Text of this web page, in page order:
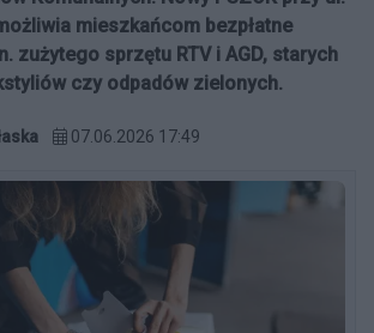
mieszkańcom bezpłatne
zużytego sprzętu RTV i AGD, starych
czy odpadów zielonych.
07.06.2026 17:49